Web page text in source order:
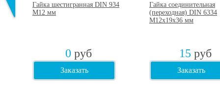
Гайка шестигранная DIN 934
М12 мм
0 руб
Заказать
Гайка соединительная
(переходная) DIN 6334
М12х19х36 мм
15 руб
Заказать